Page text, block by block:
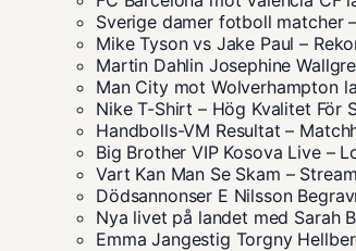
Sverige damer fotboll matcher
Mike Tyson vs Jake Paul –
Martin Dahlin Josephine
Man City mot Wolverhampton
Nike T-Shirt – Hög Kvalitet För
Handbolls-VM Resultat –
Big Brother VIP Kosova Live –
Vart Kan Man Se Skam –
Dödsannonser E Nilsson
Nya livet på landet med Sarah
Emma Jangestig Torgny